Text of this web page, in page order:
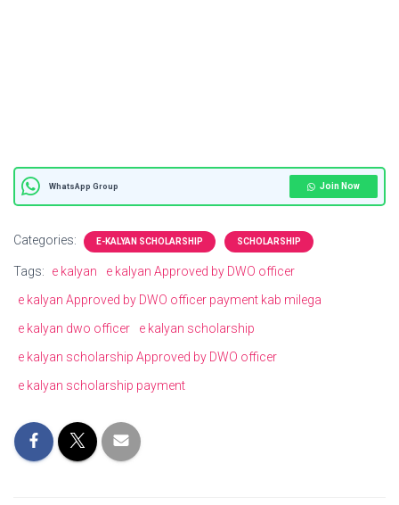
WhatsApp Group Join Now
Categories: E-KALYAN SCHOLARSHIP SCHOLARSHIP
Tags: e kalyan
e kalyan Approved by DWO officer
e kalyan Approved by DWO officer payment kab milega
e kalyan dwo officer
e kalyan scholarship
e kalyan scholarship Approved by DWO officer
e kalyan scholarship payment